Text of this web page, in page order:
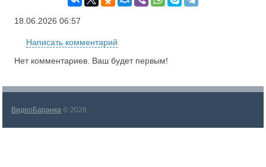
18.06.2026 06:57
Написать комментарий
Нет комментариев. Ваш будет первым!
ВидеоБаранка © 2026